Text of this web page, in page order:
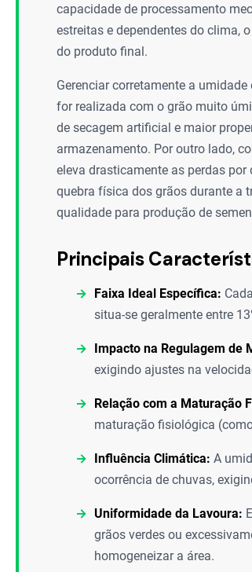
capacidade de processamento
estreitas e dependentes do clima,
do produto final.
Gerenciar corretamente a
for realizada com o grão muito
de secagem artificial e maior
armazenamento. Por outro lado,
eleva drasticamente as perdas
quebra física dos grãos durante a
qualidade para produção de
Principais
Faixa Ideal Específica:
situa-se geralmente entre
Impacto na Regulagem de
exigindo ajustes na
Relação com a Maturação
maturação fisiológica
Influência Climática: A
ocorrência de chuvas,
Uniformidade da Lavoura:
grãos verdes ou
homogeneizar a área.